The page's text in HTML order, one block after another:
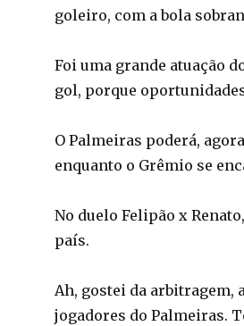
goleiro, com a bola
Foi uma grande atuação
gol, porque
O Palmeiras poderá,
enquanto o Grêmio se
No duelo Felipão x
país.
Ah, gostei da arbitragem,
jogadores do Palmeiras.